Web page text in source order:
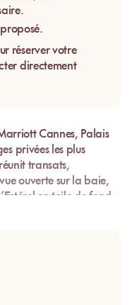
réserver votre
directement
Cannes, Palais
privées les plus
transats,
ouverte sur la baie,
en toile de fond.
direct au sable :
d’un déjeuner. En
Beach permet de
complet, entre